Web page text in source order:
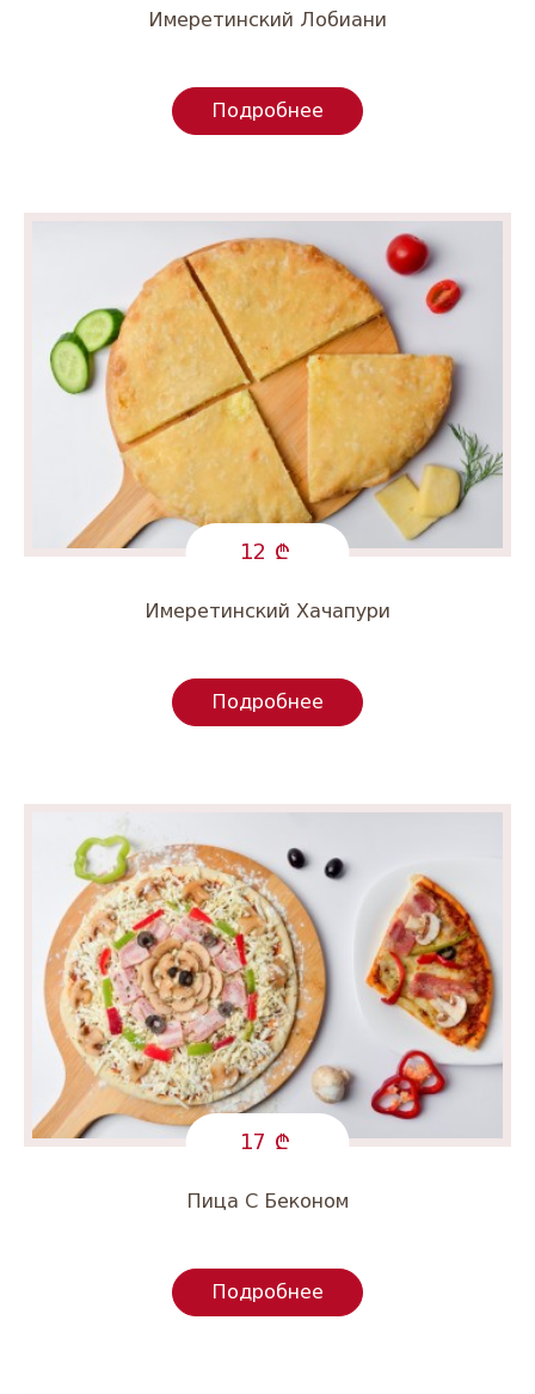
Имеретинский Лобиани
Подробнее
12
Имеретинский Хачапури
Подробнее
17
Пица С Беконом
Подробнее